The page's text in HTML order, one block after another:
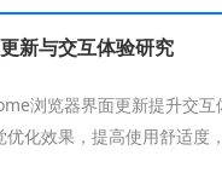
新与交互体验研究
浏览器界面更新提升交互
优化效果，提高使用舒适度